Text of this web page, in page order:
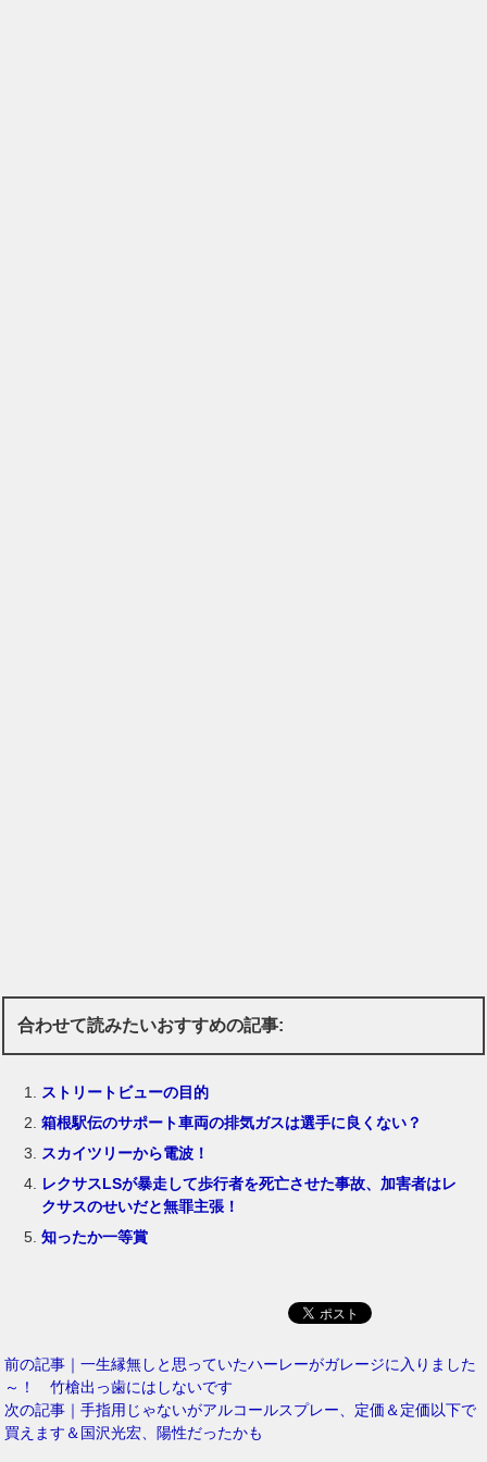
合わせて読みたいおすすめの記事:
ストリートビューの目的
箱根駅伝のサポート車両の排気ガスは選手に良くない？
スカイツリーから電波！
レクサスLSが暴走して歩行者を死亡させた事故、加害者はレ
クサスのせいだと無罪主張！
知ったか一等賞
前の記事｜一生縁無しと思っていたハーレーがガレージに入りました
～！ 竹槍出っ歯にはしないです
次の記事｜手指用じゃないがアルコールスプレー、定価＆定価以下で
買えます＆国沢光宏、陽性だったかも